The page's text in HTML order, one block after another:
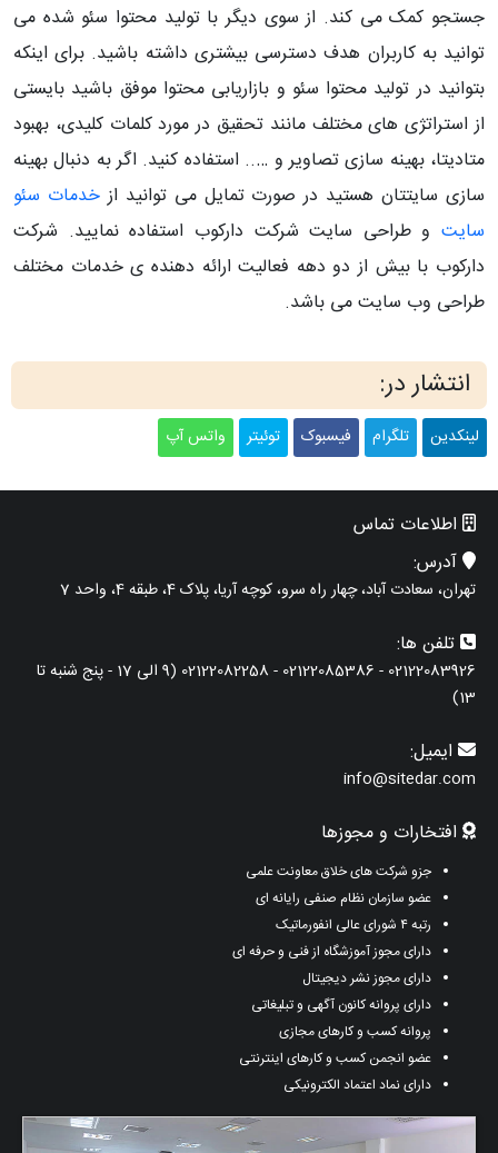
جستجو کمک می کند. از سوی دیگر با تولید محتوا سئو شده می
توانید به کاربران هدف دسترسی بیشتری داشته باشید. برای اینکه
بتوانید در تولید محتوا سئو و بازاریابی محتوا موفق باشید بایستی
از استراتژی های مختلف مانند تحقیق در مورد کلمات کلیدی، بهبود
متادیتا، بهینه سازی تصاویر و ….. استفاده کنید. اگر به دنبال بهینه
سازی سایتتان هستید در صورت تمایل می توانید ازخدمات سئو
سایت و طراحی سایت شرکت دارکوب استفاده نمایید. شرکت
دارکوب با بیش از دو دهه فعالیت ارائه دهنده ی خدمات مختلف
طراحی وب سایت می باشد.
انتشار در:
لینکدین تلگرام فیسبوک توئیتر واتس آپ
اطلاعات تماس
آدرس:
تهران، سعادت آباد، چهار راه سرو، کوچه آریا، پلاک 4، طبقه 4، واحد 7
تلفن ها:
02122083926 - 02122085386 - 02122082258 (9 الی 17 - پنج شنبه تا
13)
ایمیل:
info@sitedar.com
افتخارات و مجوزها
جزو شرکت های خلاق معاونت علمی
عضو سازمان نظام صنفی رایانه ای
رتبه ۴ شورای عالی انفورماتیک
دارای مجوز آموزشگاه از فنی و حرفه ای
دارای مجوز نشر دیجیتال
دارای پروانه کانون آگهی و تبلیغاتی
پروانه کسب و کارهای مجازی
عضو انجمن کسب و کارهای اینترنتی
دارای نماد اعتماد الکترونیکی